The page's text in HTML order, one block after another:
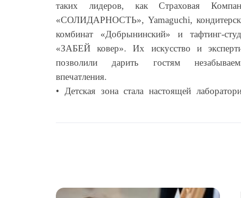
таких лидеров, как Страховая
«СОЛИДАРНОСТЬ», Yamaguchi,
комбинат «Добрынинский» и тафтинг-
«ЗАБЕЙ ковер». Их искусство и
позволили дарить гостям
впечатления.
• Детская зона стала настоящей